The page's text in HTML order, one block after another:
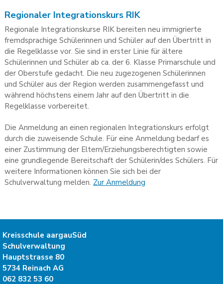
Regionaler Integrationskurs RIK
Regionale Integrationskurse RIK bereiten neu immigrierte
fremdsprachige Schülerinnen und Schüler auf den Übertritt in
die Regelklasse vor. Sie sind in erster Linie für ältere
Schülerinnen und Schüler ab ca. der 6. Klasse Primarschule und
der Oberstufe gedacht. Die neu zugezogenen Schülerinnen
und Schüler aus der Region werden zusammengefasst und
während höchstens einem Jahr auf den Übertritt in die
Regelklasse vorbereitet.
Die Anmeldung an einen regionalen Integrationskurs erfolgt
durch die zuweisende Schule. Für eine Anmeldung bedarf es
einer Zustimmung der Eltern/Erziehungsberechtigten sowie
eine grundlegende Bereitschaft der Schülerin/des Schülers. Für
weitere Informationen können Sie sich bei der
Schulverwaltung melden. Zur Anmeldung
Kreisschule aargauSüd
Schulverwaltung
Hauptstrasse 80
5734 Reinach AG
062 832 53 60